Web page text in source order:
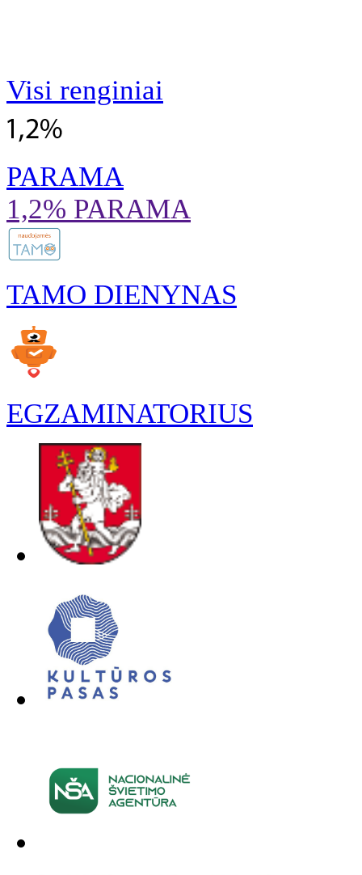
Visi renginiai
PARAMA
1,2% PARAMA
TAMO DIENYNAS
EGZAMINATORIUS